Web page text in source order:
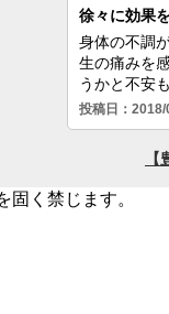
く禁じます。